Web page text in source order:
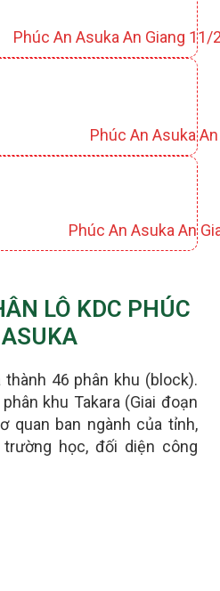
LÔ KDC PHÚC
46 phân khu (block).
khu Takara (Giai đoạn
quan ban ngành của tỉnh,
học, đối diện công